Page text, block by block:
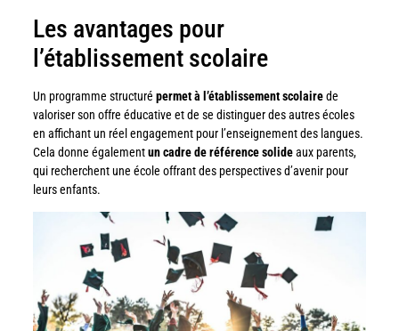
Les avantages pour
l’établissement scolaire
Un programme structuré permet à l’établissement scolairede
valoriser son offre éducative et de se distinguer des autres écoles
en affichant un réel engagement pour l’enseignement des langues.
Cela donne égalementun cadre de référence solideaux parents,
qui recherchent une école offrant des perspectives d’avenir pour
leurs enfants.